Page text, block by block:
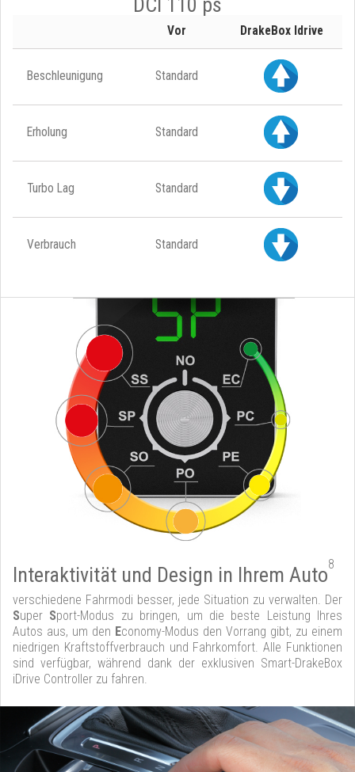
Vor DrakeBox Idrive
Beschleunigung Standard
Erholung Standard
Turbo Lag Standard
Verbrauch Standard
Interaktivität und Design in Ihrem Auto8
verschiedene Fahrmodi besser, jede Situation zu verwalten. Der
Super Sport-Modus zu bringen, um die beste Leistung Ihres
Autos aus, um den Economy-Modus den Vorrang gibt, zu einem
niedrigen Kraftstoffverbrauch und Fahrkomfort. Alle Funktionen
sind verfügbar, während dank der exklusiven Smart-DrakeBox
iDrive Controller zu fahren.